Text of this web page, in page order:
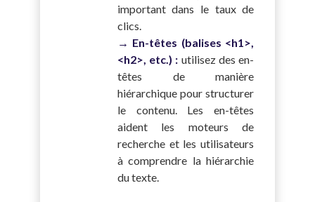
important dans le taux de
clics.
→ En-têtes (balises <h1>,
<h2>, etc.) : utilisez des en-
têtes de manière
hiérarchique pour structurer
le contenu. Les en-têtes
aident les moteurs de
recherche et les utilisateurs
à comprendre la hiérarchie
du texte.